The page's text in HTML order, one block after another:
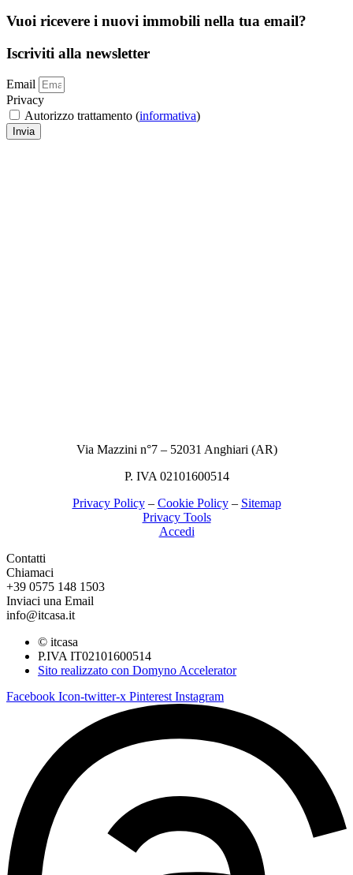
Vuoi ricevere i nuovi immobili nella tua email?
Iscriviti alla newsletter
Email
Privacy
Autorizzo trattamento (informativa)
Invia
Via Mazzini n°7 – 52031 Anghiari (AR)
P. IVA 02101600514
Privacy Policy– Cookie Policy– Sitemap
Privacy Tools
Accedi
Contatti
Chiamaci
+39 0575 148 1503
Inviaci una Email
info@itcasa.it
© itcasa
P.IVA IT02101600514
Sito realizzato con Domyno Accelerator
Facebook Icon-twitter-x Pinterest Instagram